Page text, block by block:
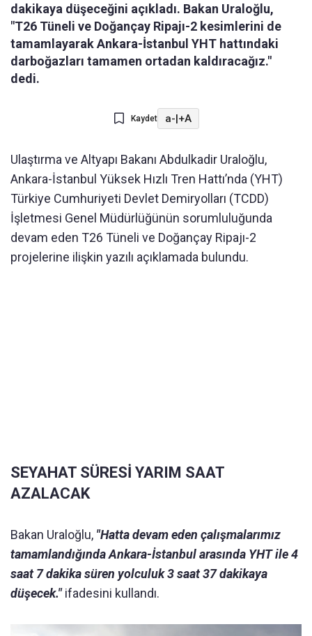
dakikaya düşeceğini açıkladı. Bakan Uraloğlu,
"T26 Tüneli ve Doğançay Ripajı-2 kesimlerini de
tamamlayarak Ankara-İstanbul YHT hattındaki
darboğazları tamamen ortadan kaldıracağız."
dedi.
Kaydet a-|+A
Ulaştırma ve Altyapı Bakanı Abdulkadir Uraloğlu,
Ankara-İstanbul Yüksek Hızlı Tren Hattı’nda (YHT)
Türkiye Cumhuriyeti Devlet Demiryolları (TCDD)
İşletmesi Genel Müdürlüğünün sorumluluğunda
devam eden T26 Tüneli ve Doğançay Ripajı-2
projelerine ilişkin yazılı açıklamada bulundu.
SEYAHAT SÜRESİ YARIM SAAT
AZALACAK
Bakan Uraloğlu, "Hatta devam eden çalışmalarımız
tamamlandığında Ankara-İstanbul arasında YHT ile 4
saat 7 dakika süren yolculuk 3 saat 37 dakikaya
düşecek."ifadesini kullandı.